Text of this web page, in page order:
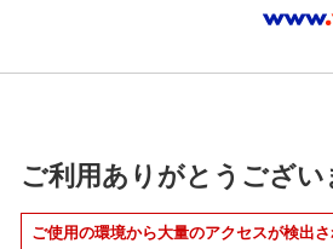
ご利用ありがとうござい
ご使用の環境から大量のアクセスが検出